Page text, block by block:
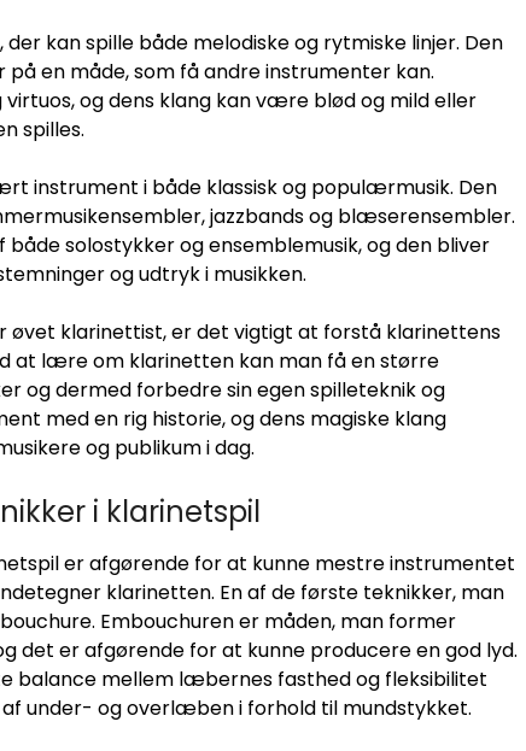
kan spille både melodiske og rytmiske linjer. Den
en måde, som få andre instrumenter kan.
og dens klang kan være blød og mild eller
spilles.
instrument i både klassisk og populærmusik. Den
jazzbands og blæserensembler.
solostykker og ensemblemusik, og den bliver
og udtryk i musikken.
øvet klarinettist, er det vigtigt at forstå klarinettens
at lære om klarinetten kan man få en større
og dermed forbedre sin egen spilleteknik og
med en rig historie, og dens magiske klang
og publikum i dag.
i klarinetspil
er afgørende for at kunne mestre instrumentet
klarinetten. En af de første teknikker, man
Embouchuren er måden, man former
det er afgørende for at kunne producere en god lyd.
balance mellem læbernes fasthed og fleksibilitet
under- og overlæben i forhold til mundstykket.